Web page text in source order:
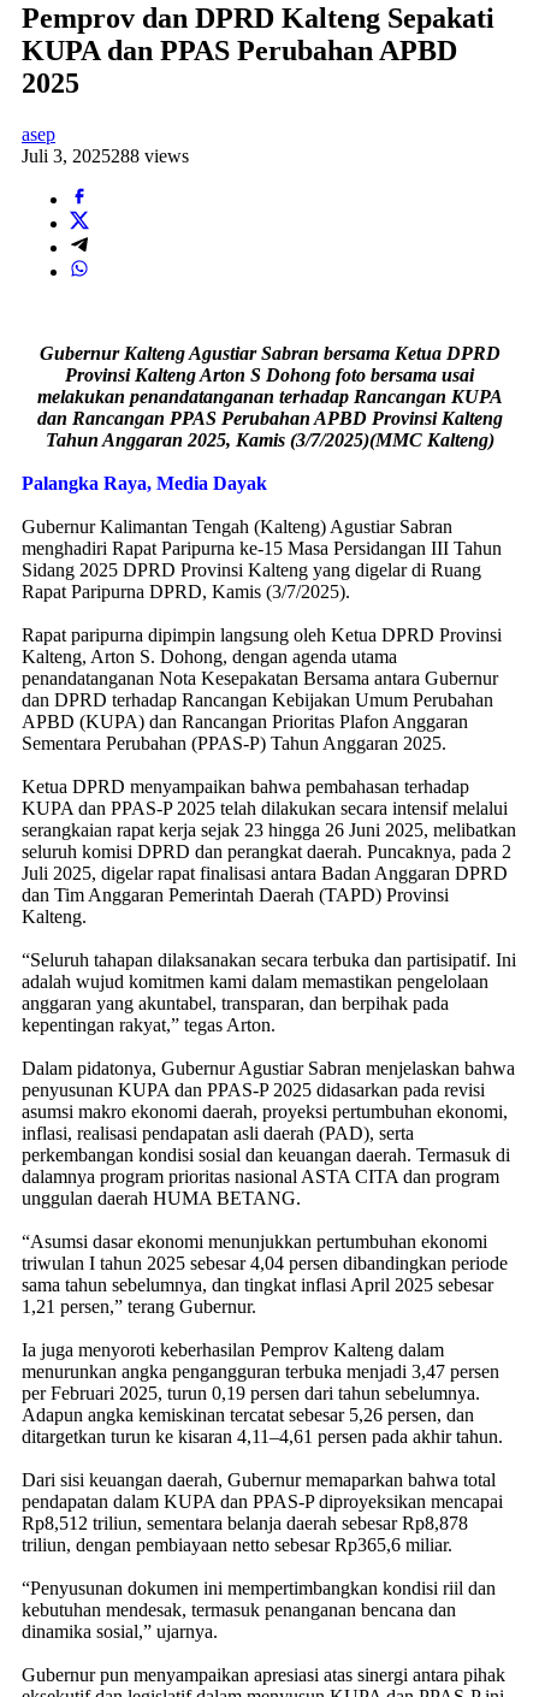
Pemprov dan DPRD Kalteng Sepakati
KUPA dan PPAS Perubahan APBD
2025
asep
Juli 3, 2025288 views
Gubernur Kalteng Agustiar Sabran bersama Ketua DPRD
Provinsi Kalteng Arton S Dohong foto bersama usai
melakukan penandatanganan terhadap Rancangan KUPA
dan Rancangan PPAS Perubahan APBD Provinsi Kalteng
Tahun Anggaran 2025, Kamis (3/7/2025)(MMC Kalteng)
Palangka Raya, Media Dayak
Gubernur Kalimantan Tengah (Kalteng) Agustiar Sabran
menghadiri Rapat Paripurna ke-15 Masa Persidangan III Tahun
Sidang 2025 DPRD Provinsi Kalteng yang digelar di Ruang
Rapat Paripurna DPRD, Kamis (3/7/2025).
Rapat paripurna dipimpin langsung oleh Ketua DPRD Provinsi
Kalteng, Arton S. Dohong, dengan agenda utama
penandatanganan Nota Kesepakatan Bersama antara Gubernur
dan DPRD terhadap Rancangan Kebijakan Umum Perubahan
APBD (KUPA) dan Rancangan Prioritas Plafon Anggaran
Sementara Perubahan (PPAS-P) Tahun Anggaran 2025.
Ketua DPRD menyampaikan bahwa pembahasan terhadap
KUPA dan PPAS-P 2025 telah dilakukan secara intensif melalui
serangkaian rapat kerja sejak 23 hingga 26 Juni 2025, melibatkan
seluruh komisi DPRD dan perangkat daerah. Puncaknya, pada 2
Juli 2025, digelar rapat finalisasi antara Badan Anggaran DPRD
dan Tim Anggaran Pemerintah Daerah (TAPD) Provinsi
Kalteng.
“Seluruh tahapan dilaksanakan secara terbuka dan partisipatif. Ini
adalah wujud komitmen kami dalam memastikan pengelolaan
anggaran yang akuntabel, transparan, dan berpihak pada
kepentingan rakyat,” tegas Arton.
Dalam pidatonya, Gubernur Agustiar Sabran menjelaskan bahwa
penyusunan KUPA dan PPAS-P 2025 didasarkan pada revisi
asumsi makro ekonomi daerah, proyeksi pertumbuhan ekonomi,
inflasi, realisasi pendapatan asli daerah (PAD), serta
perkembangan kondisi sosial dan keuangan daerah. Termasuk di
dalamnya program prioritas nasional ASTA CITA dan program
unggulan daerah HUMA BETANG.
“Asumsi dasar ekonomi menunjukkan pertumbuhan ekonomi
triwulan I tahun 2025 sebesar 4,04 persen dibandingkan periode
sama tahun sebelumnya, dan tingkat inflasi April 2025 sebesar
1,21 persen,” terang Gubernur.
Ia juga menyoroti keberhasilan Pemprov Kalteng dalam
menurunkan angka pengangguran terbuka menjadi 3,47 persen
per Februari 2025, turun 0,19 persen dari tahun sebelumnya.
Adapun angka kemiskinan tercatat sebesar 5,26 persen, dan
ditargetkan turun ke kisaran 4,11–4,61 persen pada akhir tahun.
Dari sisi keuangan daerah, Gubernur memaparkan bahwa total
pendapatan dalam KUPA dan PPAS-P diproyeksikan mencapai
Rp8,512 triliun, sementara belanja daerah sebesar Rp8,878
triliun, dengan pembiayaan netto sebesar Rp365,6 miliar.
“Penyusunan dokumen ini mempertimbangkan kondisi riil dan
kebutuhan mendesak, termasuk penanganan bencana dan
dinamika sosial,” ujarnya.
Gubernur pun menyampaikan apresiasi atas sinergi antara pihak